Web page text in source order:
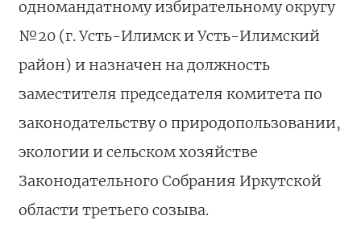
одномандатному избирательному округу
№20 (г. Усть-Илимск и Усть-Илимский
район) и назначен на должность
заместителя председателя комитета по
законодательству о природопользовании,
экологии и сельском хозяйстве
Законодательного Собрания Иркутской
области третьего созыва.